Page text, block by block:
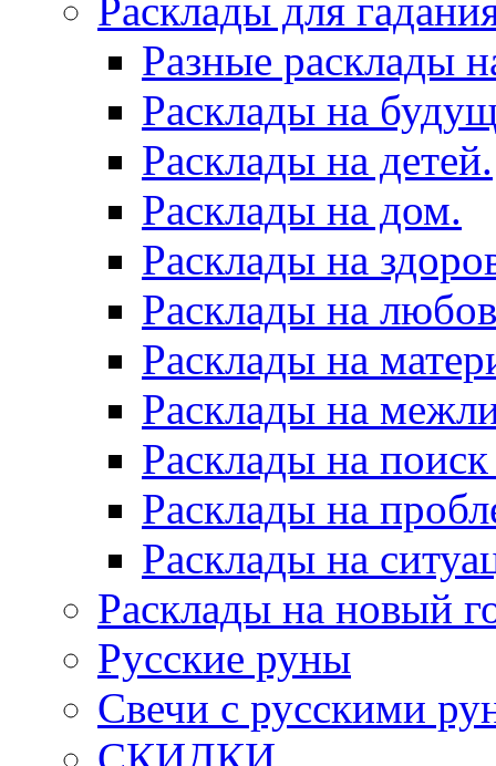
Расклады для
Разные расклады
Расклады на
Расклады на детей.
Расклады на дом.
Расклады на
Расклады на
Расклады на
Расклады на
Расклады на
Расклады на
Расклады на
Расклады на новый
Русские руны
Свечи с русскими